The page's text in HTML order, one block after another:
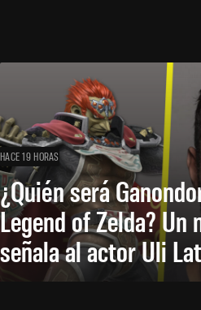
HACE 19 HORAS
¿Quién será
Legend of Zelda? Un
señala al actor Uli